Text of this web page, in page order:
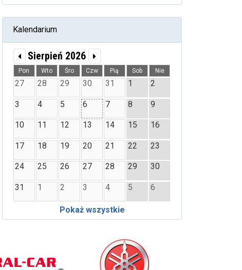
Kalendarium
Sierpień 2026
Pon Wto Śro Czw Pią Sob Nie
27 28 29 30 31 1 2
3 4 5 6 7 8 9
10 11 12 13 14 15 16
17 18 19 20 21 22 23
24 25 26 27 28 29 30
31 1 2 3 4 5 6
Pokaż wszystkie